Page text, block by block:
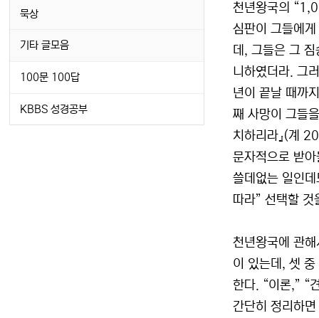
천년왕국의
심판이 그들에
데, 그들은 그
니하였더라. 그
년이 끝날 때까
째 사망이 그들
치하리라』(계
문자적으로 받
쓸데없는 일인
따라” 선택할
천년왕국에 관
이 있는데, 셋
한다. “이론,” “
간단히 정리하
묵상
기타 글모음
100문 100답
KBBS 성경공부